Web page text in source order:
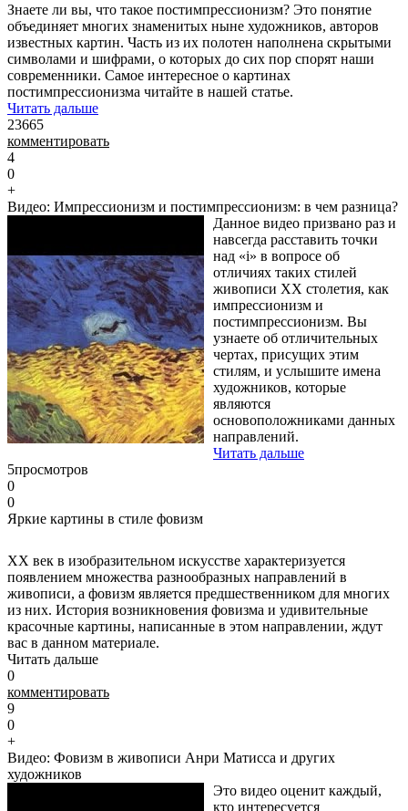
Знаете ли вы, что такое постимпрессионизм? Это понятие
объединяет многих знаменитых ныне художников, авторов
известных картин. Часть из их полотен наполнена скрытыми
символами и шифрами, о которых до сих пор спорят наши
современники. Самое интересное о картинах
постимпрессионизма читайте в нашей статье.
Читать дальше
23665
комментировать
4
0
+
Видео: Импрессионизм и постимпрессионизм: в чем разница?
Данное видео призвано раз и
навсегда расставить точки
над «i» в вопросе об
отличиях таких стилей
живописи XX столетия, как
импрессионизм и
постимпрессионизм. Вы
узнаете об отличительных
чертах, присущих этим
стилям, и услышите имена
художников, которые
являются
основоположниками данных
направлений.
Читать дальше
5просмотров
0
0
Яркие картины в стиле фовизм
XX век в изобразительном искусстве характеризуется
появлением множества разнообразных направлений в
живописи, а фовизм является предшественником для многих
из них. История возникновения фовизма и удивительные
красочные картины, написанные в этом направлении, ждут
вас в данном материале.
Читать дальше
0
комментировать
9
0
+
Видео: Фовизм в живописи Анри Матисса и других
художников
Это видео оценит каждый,
кто интересуется